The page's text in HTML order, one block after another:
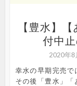
【豊水】
付中
2020年8
幸水の早期完売で
その後「豊水」「